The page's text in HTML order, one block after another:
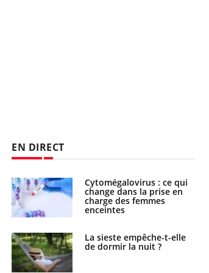
EN DIRECT
Pourquoi votre ventre
gâche-t-il les premiers
jours de vos vacances ?
Fortes chaleurs :
pourquoi le risque de